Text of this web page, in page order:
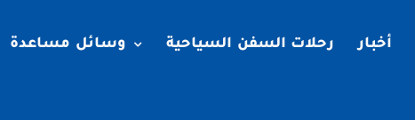
أخبار رحلات السفن السياحية وسائل مساعدة